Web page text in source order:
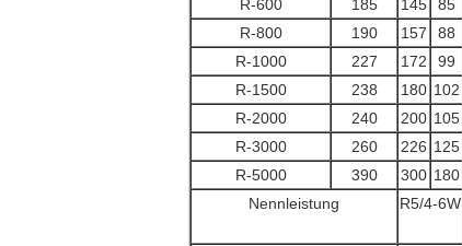
R-600
185 145 85
R-800
190 157 88
R-1000
227 172 99
R-1500
238 180 102
R-2000
240 200 105
R-3000
260 226 125
R-5000
390 300 180
Nennleistung
R5/4-6W